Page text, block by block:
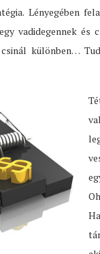
Lényegében
vadidegennek és
különben…